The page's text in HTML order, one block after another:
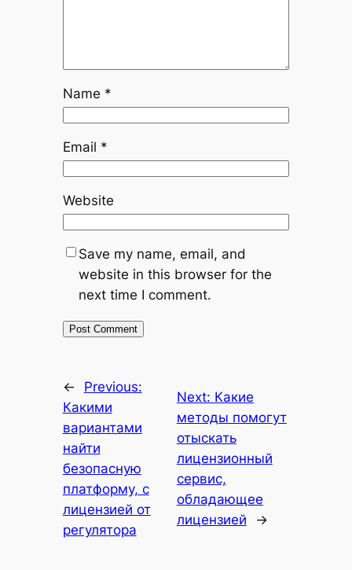
Name *
Email *
Website
Save my name, email, and
website in this browser for the
next time I comment.
←
Previous:
Какими
вариантами
найти
безопасную
платформу, с
лицензией от
регулятора
Next: Какие
методы помогут
отыскать
лицензионный
сервис,
обладающее
лицензией
→